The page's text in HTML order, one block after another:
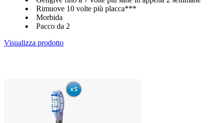
Rimuove 10 volte più placca***
Morbida
Pacco da 2
Visualizza prodotto